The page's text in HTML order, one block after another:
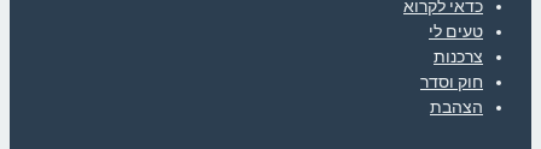
כדאי לקרוא
טעים לי
צרכנות
חוק וסדר
הצהבת